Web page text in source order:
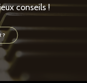
conseils !
?